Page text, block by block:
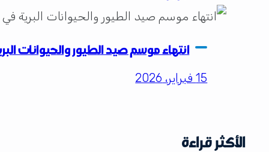
انتهاء موسم صيد الطيور والحيوانات
15 فبراير، 2026
الأكثر قراءة